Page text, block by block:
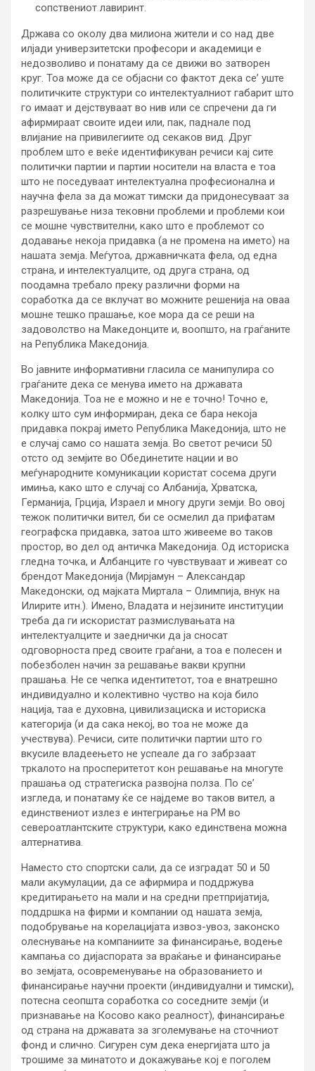
сопствениот лавиринт.
Држава со околу два милиона жители и со над две
илјади универзитетски професори и академици е
недозволиво и понатаму да се движи во затворен
круг. Тоа може да се објасни со фактот дека се’ уште
политичките структури со интелектуалниот габарит што
го имаат и дејствуваат во нив или се спречени да ги
афирмираат своите идеи или, пак, паднале под
влијание на привилегиите од секаков вид. Друг
проблем што е веќе идентификуван речиси кај сите
политички партии и партии носители на власта е тоа
што не поседуваат интелектуална професионална и
научна фела за да можат тимски да придонесуваат за
разрешување низа тековни проблеми и проблеми кои
се мошне чувствителни, како што е проблемот со
додавање некоја придавка (а не промена на името) на
нашата земја. Меѓутоа, државничката фела, од една
страна, и интелектуалците, од друга страна, од
поодамна требало преку различни форми на
соработка да се вклучат во можните решенија на оваа
мошне тешко прашање, кое мора да се реши на
задоволство на Македонците и, воопшто, на граѓаните
на Република Македонија.
Во јавните информативни гласила се манипулира со
граѓаните дека се менува името на државата
Македонија. Тоа не е можно и не е точно! Точно е,
колку што сум информиран, дека се бара некоја
придавка покрај името Република Македонија, што не
е случај само со нашата земја. Во светот речиси 50
отсто од земјите во Обединетите нации и во
меѓународните комуникации користат сосема други
имиња, како што е случај со Албанија, Хрватска,
Германија, Грција, Израел и многу други земји. Во овој
тежок политички вител, би се осмелил да прифатам
географска придавка, затоа што живееме во таков
простор, во дел од античка Македонија. Од историска
гледна точка, и Албанците го чувствуваат и живеат со
брендот Македонија (Мирјамун – Александар
Македонски, од мајката Миртала – Олимпија, внук на
Илирите итн.). Имено, Владата и нејзините институции
треба да ги искористат размислувањата на
интелектуалците и заеднички да ја сносат
одговорноста пред своите граѓани, а тоа е полесен и
побезболен начин за решавање вакви крупни
прашања. Не се чепка идентитетот, тоа е внатрешно
индивидуално и колективно чуство на која било
нација, таа е духовна, цивилизациска и историска
категорија (и да сака некој, во тоа не може да
учествува). Речиси, сите политички партии што го
вкусиле владеењето не успеале да го забрзаат
тркалото на просперитетот кон решавање на многуте
прашања од стратегиска развојна полза. По се’
изгледа, и понатаму ќе се најдеме во таков вител, а
единствениот излез е интегрирање на РМ во
североатлантските структури, како единствена можна
алтернатива.
Наместо сто спортски сали, да се изградат 50 и 50
мали акумулации, да се афирмира и поддржува
кредитирањето на мали и на средни претпријатија,
поддршка на фирми и компании од нашата земја,
подобрување на корелацијата извоз-увоз, законско
олеснување на компаниите за финансирање, водење
кампања со дијаспората за враќање и финансирање
во земјата, осовременување на образованието и
финансирање научни проекти (индивидуални и тимски),
потесна сеопшта соработка со соседните земји (и
признавање на Косово како реалност), финансирање
од страна на државата за зголемување на сточниот
фонд и слично. Сигурен сум дека енергијата што ја
трошиме за минатото и докажување кој е поголем